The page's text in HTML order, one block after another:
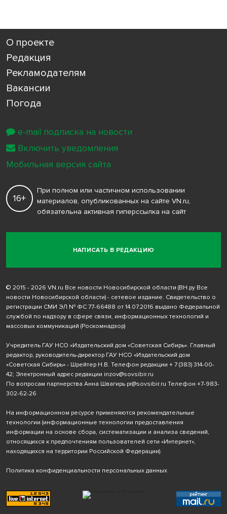
О проекте
Редакция
Рекламодателям
Вакансии
Погода
НАПИСАТЬ В РЕДАКЦИЮ
16+
При полном или частичном использовании
материалов, опубликованных на сайте VN.ru,
обязательна активная гиперссылка на сайт
© 2015 - 2026 VN.ru Все новости Новосибирской области (ВН.ру Все
новости Новосибирской области) - сетевое издание. Свидетельство о
регистрации СМИ ЭЛ № ФС 77-66488 от 14.07.2016 выдано Федеральной
службой по надзору в сфере связи, информационных технологий и
массовых коммуникаций (Роскомнадзор)
Учредитель ГАУ НСО «Издательский дом «Советская Сибирь». Главный
редактор, руководитель-директор ГАУ НСО «Издательский дом
«Советская Сибирь» - Шрейтер Н.В. Телефон редакции + 7 (383) 314-00-
42; Электронный адрес редакции inzov@sovsibir.ru
По вопросам партнерства Анна Швагирь pr@sovsibir.ru Телефон +7-983-
302-62-26
На информационном ресурсе применяются рекомендательные
технологии (информационные технологии предоставления
информации на основе сбора, систематизации и анализа сведений,
относящихся к предпочтениям пользователей сети «Интернет»,
находящихся на территории Российской Федерации).
Политика конфиденциальности персональных данных
e-mail подписка на новости
Включить уведомления
Мобильная версия сайта